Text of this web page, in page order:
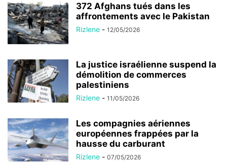
372 Afghans tués dans les
affrontements avec le Pakistan
Rizlene - 12/05/2026
La justice israélienne suspend la
démolition de commerces
palestiniens
Rizlene - 11/05/2026
Les compagnies aériennes
européennes frappées par la
hausse du carburant
Rizlene - 07/05/2026